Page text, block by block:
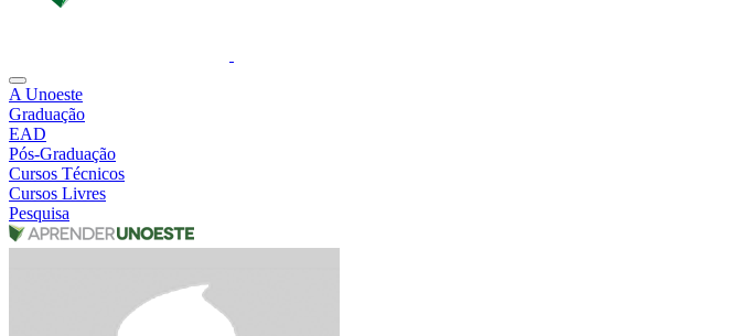
A Unoeste
Graduação
EAD
Pós-Graduação
Cursos Técnicos
Cursos Livres
Pesquisa